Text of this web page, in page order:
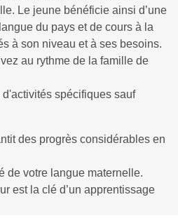
Le jeune bénéficie ainsi d’une
du pays et de cours à la
à son niveau et à ses besoins.
au rythme de la famille de
spécifiques sauf
des progrès considérables en
de votre langue maternelle.
est la clé d’un apprentissage